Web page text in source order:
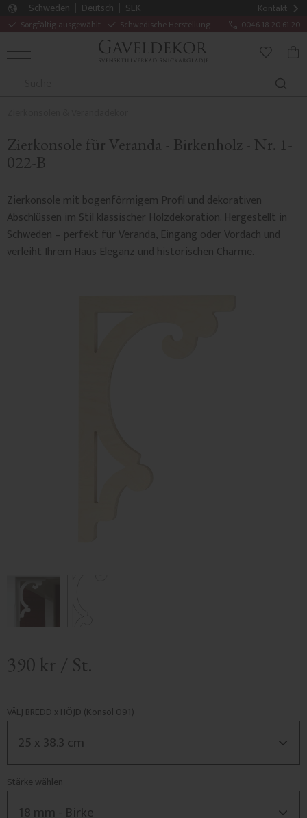
Kontakt
Sorgfältig ausgewählt Schwedische Herstellung 0046 18 20 61 20
Schweden Deutsch
SEK
MENÜ
Zierkonsole für Veranda - Birkenholz - Nr. 1-
022-B
Zierkonsole mit bogenförmigem Profil und dekorativen
Abschlüssen im Stil klassischer Holzdekoration. Hergestellt in
Schweden – perfekt für Veranda, Eingang oder Vordach und
verleiht Ihrem Haus Eleganz und historischen Charme.
390 kr / St.
VÄLJ BREDD x HÖJD (Konsol 091)
Stärke wählen